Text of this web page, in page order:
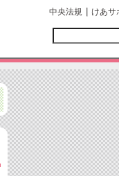
中央法規 けあサ